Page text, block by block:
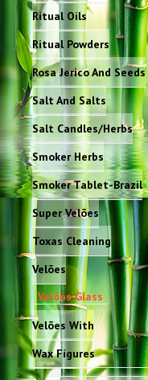
Ritual Oils
Ritual Powders
Rosa Jerico And Seeds
Salt And Salts
Salt Candles/Herbs
Smoker Herbs
Smoker Tablet-Brazil
Super Velões
Toxas Cleaning
Velões
Velões Glass
Velões With
Wax Figures